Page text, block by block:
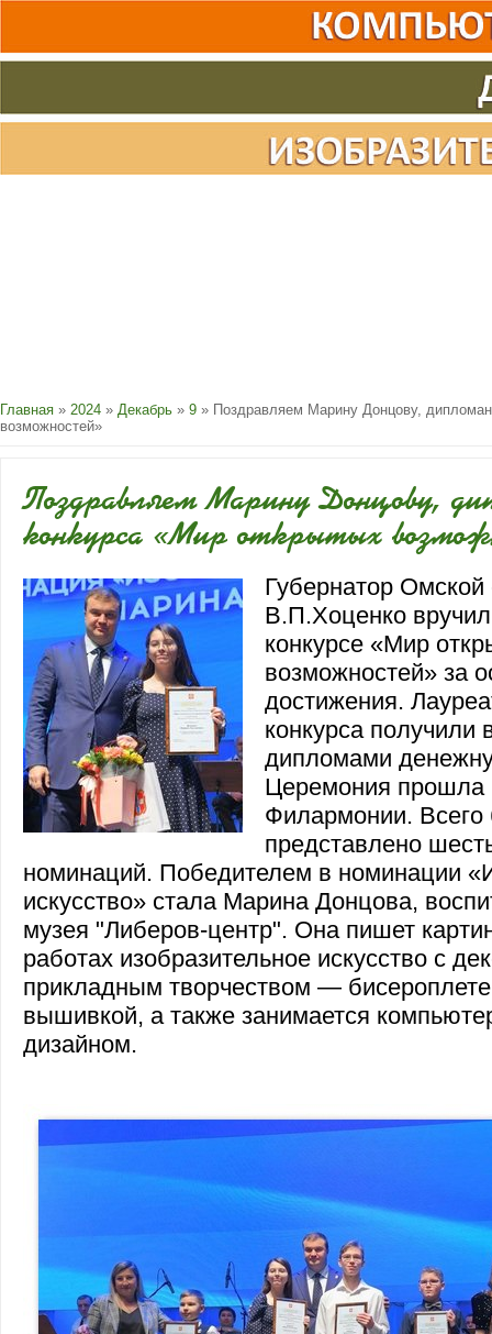
Главная » 2024 » Декабрь » 9 » Поздравляем Марину Донцову,
возможностей»
Поздравляем Марину Донцову,
конкурса «Мир открытых
Губернатор Омской
В.П.Хоценко
конкурсе «Мир
возможностей» за
достижения.
конкурса получили
дипломами
Церемония прошла
Филармонии.
представлено
номинаций. Победителем в номинации
искусство» стала Марина Донцова,
музея "Либеров-центр". Она пишет
работах изобразительное искусство с
прикладным творчеством —
вышивкой, а также занимается
дизайном.